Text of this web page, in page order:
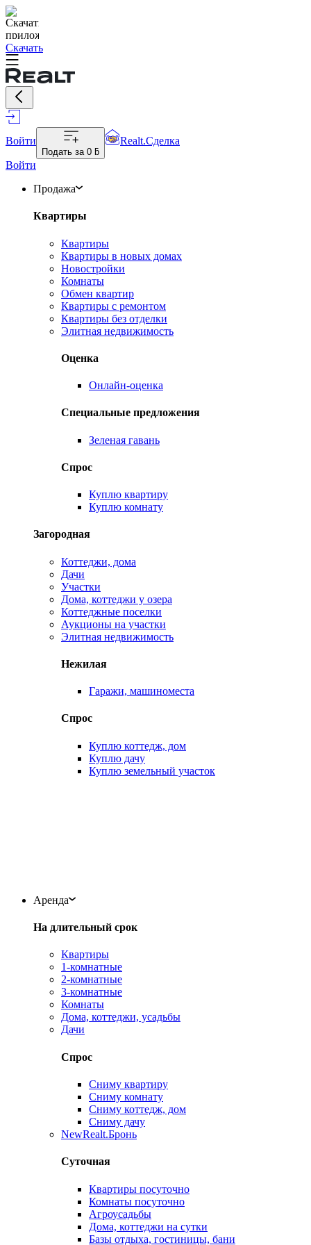
Скачать
Войти
Подать за 0 ƃ
Realt.Сделка
Войти
Продажа
Квартиры
Квартиры
Квартиры в новых домах
Новостройки
Комнаты
Обмен квартир
Квартиры с ремонтом
Квартиры без отделки
Элитная недвижимость
Оценка
Онлайн-оценка
Специальные предложения
Зеленая гавань
Спрос
Куплю квартиру
Куплю комнату
Загородная
Коттеджи, дома
Дачи
Участки
Дома, коттеджи у озера
Коттеджные поселки
Аукционы на участки
Элитная недвижимость
Нежилая
Гаражи, машиноместа
Спрос
Куплю коттедж, дом
Куплю дачу
Куплю земельный участок
Аренда
На длительный срок
Квартиры
1-комнатные
2-комнатные
3-комнатные
Комнаты
Дома, коттеджи, усадьбы
Дачи
Спрос
Сниму квартиру
Сниму комнату
Сниму коттедж, дом
Сниму дачу
NewRealt.Бронь
Суточная
Квартиры посуточно
Комнаты посуточно
Агроусадьбы
Дома, коттеджи на сутки
Базы отдыха, гостиницы, бани